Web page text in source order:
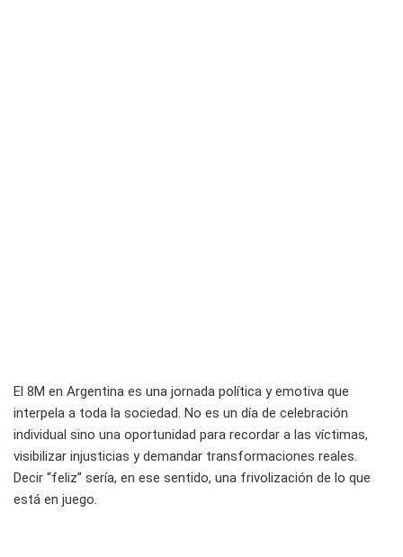
El 8M en Argentina es una jornada política y emotiva que
interpela a toda la sociedad. No es un día de celebración
individual sino una oportunidad para recordar a las víctimas,
visibilizar injusticias y demandar transformaciones reales.
Decir “feliz” sería, en ese sentido, una frivolización de lo que
está en juego.